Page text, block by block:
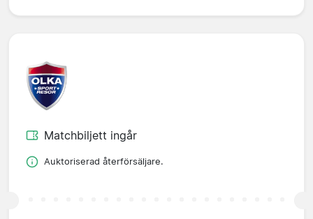
Matchbiljett ingår
Auktoriserad återförsäljare.